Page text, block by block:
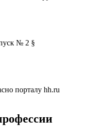
№ 2 §
порталу hh.ru